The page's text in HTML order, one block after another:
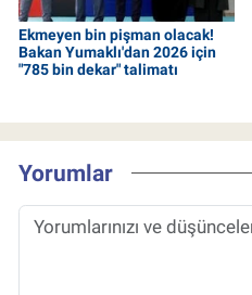
Ekmeyen bin pişman olacak!
Bakan Yumaklı'dan 2026 için
"785 bin dekar" talimatı
Yorumlar